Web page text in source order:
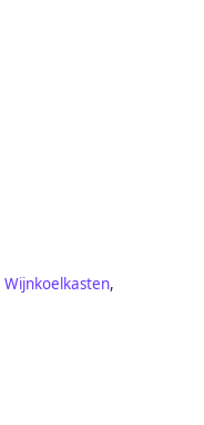
Wijnkoelkasten,